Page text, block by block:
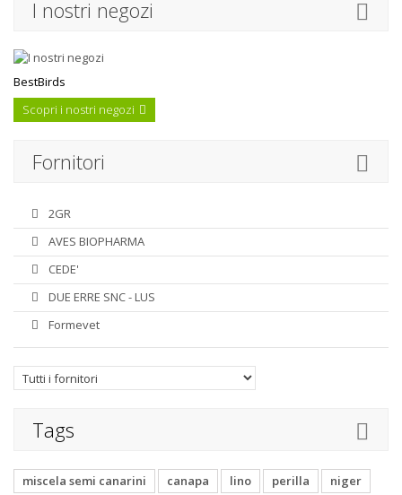
I nostri negozi
BestBirds
Scopri i nostri negozi
Fornitori
2GR
AVES BIOPHARMA
CEDE'
DUE ERRE SNC - LUS
Formevet
Tags
miscela semi canarini canapa lino perilla
niger